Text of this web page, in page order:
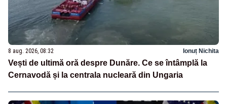
8 aug. 2026, 08:32 Ionuț Nichita
Vești de ultimă oră despre Dunăre. Ce se întâmplă la
Cernavodă și la centrala nucleară din Ungaria